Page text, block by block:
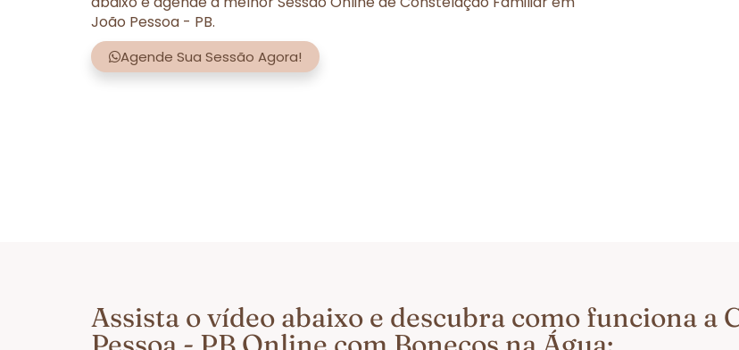
João Pessoa - PB.
Agende Sua Sessão Agora!
Assista o vídeo abaixo e descubra como funciona a